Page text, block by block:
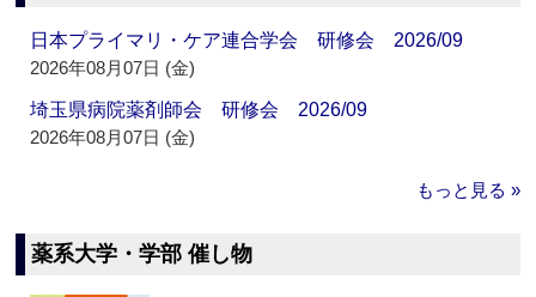
日本プライマリ・ケア連合学会 研修会 2026/09
2026年08月07日 (金)
埼玉県病院薬剤師会 研修会 2026/09
2026年08月07日 (金)
もっと見る »
薬系大学・学部 催し物